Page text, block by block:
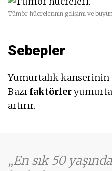
Tümör hücrelerinin gelişimi ve
Sebepler
Yumurtalık kanserinin
Bazı faktörler
artırır.
En sık 50